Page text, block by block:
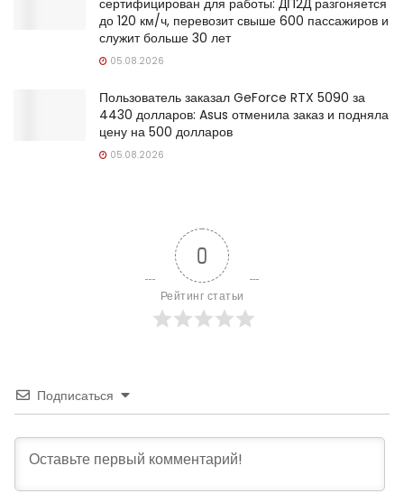
до 120 км/ч, перевозит свыше 600 пассажиров и
служит больше 30 лет
05.08.2026
Пользователь заказал GeForce RTX 5090 за
4430 долларов: Asus отменила заказ и подняла
цену на 500 долларов
05.08.2026
0
Рейтинг статьи
Подписаться